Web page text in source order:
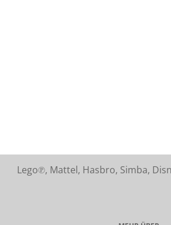
Lego℗, Mattel, Hasbro, Simba,